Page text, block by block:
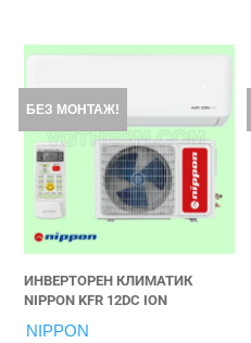
БЕЗ МОНТАЖ!
ИНВЕРТОРЕН КЛИМАТИК
NIPPON KFR 12DC ION
NIPPON